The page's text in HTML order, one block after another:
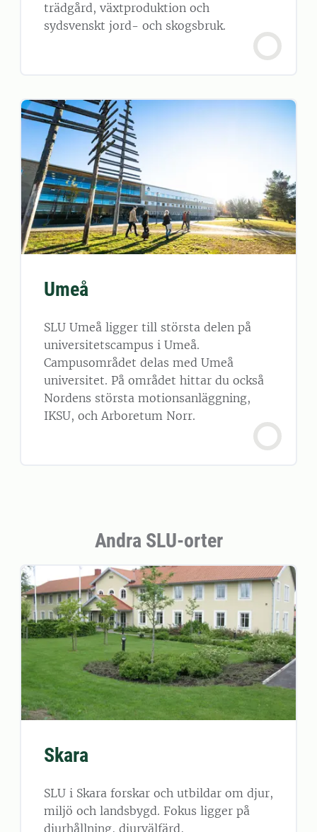
trädgård, växtproduktion och
sydsvenskt jord- och skogsbruk.
Umeå
SLU Umeå ligger till största delen på
universitetscampus i Umeå.
Campusområdet delas med Umeå
universitet. På området hittar du också
Nordens största motionsanläggning,
IKSU, och Arboretum Norr.
Andra SLU-orter
Skara
SLU i Skara forskar och utbildar om djur,
miljö och landsbygd. Fokus ligger på
djurhållning, djurvälfärd,